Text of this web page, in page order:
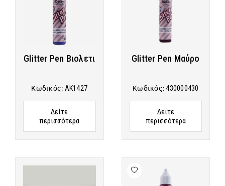
Glitter Pen Βιολετι
Κωδικός: AK1427
Δείτε
περισσότερα
Glitter Pen Μαύρο
Κωδικός:430000430
Δείτε
περισσότερα